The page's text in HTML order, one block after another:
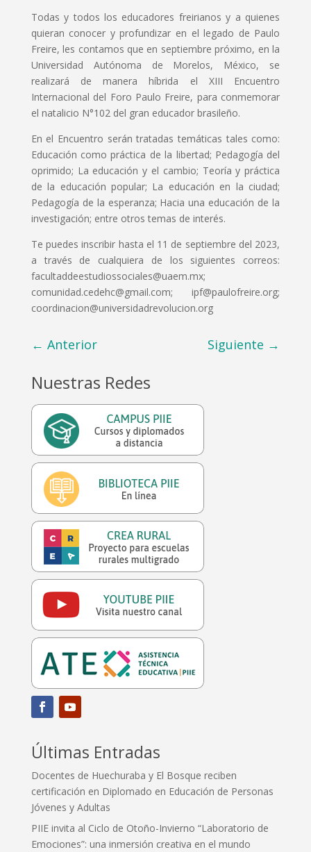
Todas y todos los educadores freirianos y a quienes
quieran conocer y profundizar en el legado de Paulo
Freire, les contamos que en septiembre próximo, en la
Universidad Autónoma de Morelos, México, se
realizará de manera híbrida el XIII Encuentro
Internacional del Foro Paulo Freire, para conmemorar
el natalicio N°102 del gran educador brasileño.
En el Encuentro serán tratadas temáticas tales como:
Educación como práctica de la libertad; Pedagogía del
oprimido; La educación y el cambio; Teoría y práctica
de la educación popular; La educación en la ciudad;
Pedagogía de la esperanza; Hacia una educación de la
investigación; entre otros temas de interés.
Te puedes inscribir hasta el 11 de septiembre del 2023,
a través de cualquiera de los siguientes correos:
facultaddeestudiossociales@uaem.mx;
comunidad.cedehc@gmail.com; ipf@paulofreire.org;
coordinacion@universidadrevolucion.org
← Anterior Siguiente →
Nuestras Redes
Últimas Entradas
Docentes de Huechuraba y El Bosque reciben
certificación en Diplomado en Educación de Personas
Jóvenes y Adultas
PIIE invita al Ciclo de Otoño-Invierno “Laboratorio de
Emociones”: una inmersión creativa en el mundo